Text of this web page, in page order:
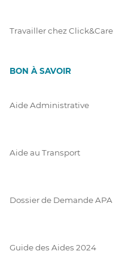
Travailler chez Click&Care
BON À SAVOIR
Aide Administrative
Aide au Transport
Dossier de Demande APA
Guide des Aides 2024